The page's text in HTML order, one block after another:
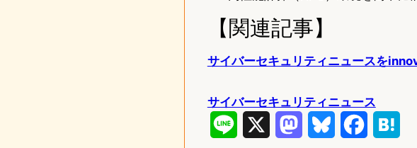
【関連記事】
サイバーセキュリティニュースを
サイバーセキュリティニュース